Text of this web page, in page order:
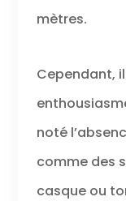
mètres.
Cependant,
noté
comme des
casque ou